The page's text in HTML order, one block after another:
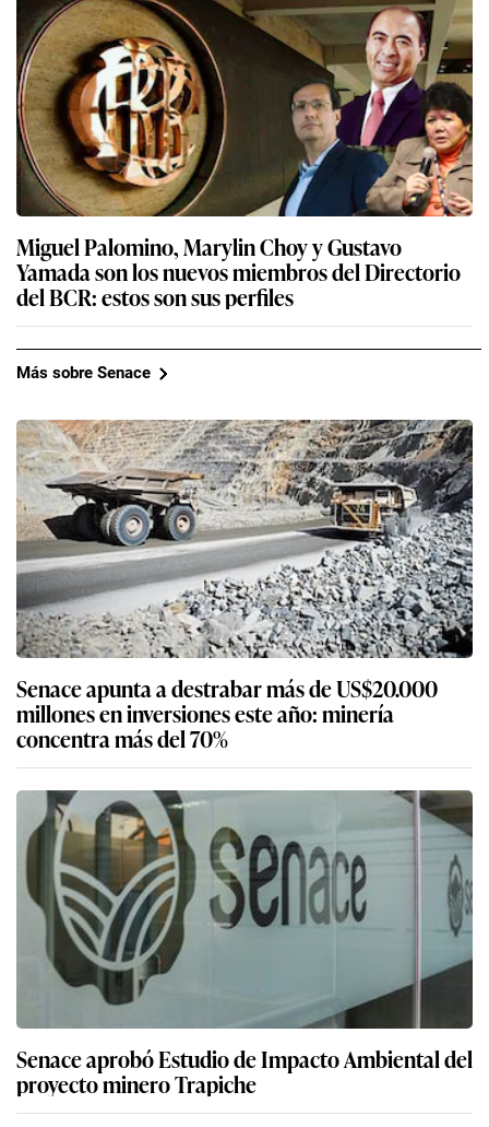
Miguel Palomino, Marylin Choy y Gustavo
Yamada son los nuevos miembros del Directorio
del BCR: estos son sus perfiles
Más sobre Senace
Senace apunta a destrabar más de US$20.000
millones en inversiones este año: minería
concentra más del 70%
Senace aprobó Estudio de Impacto Ambiental del
proyecto minero Trapiche